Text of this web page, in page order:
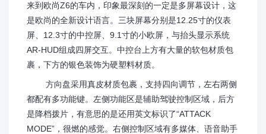
来到欧尚Z6的车内，印象最深刻的一定是多屏幕设计，这
是欧尚的全新设计语言。三块屏幕分别是12.25寸的仪表
屏、12.3寸的中控屏、9.1寸的小欧屏，与抬头显示系统
AR-HUD组成四屏交互。中控台上方有大量的软包材质包
裹，下方的银色装饰为硬塑料材质。
方向盘采用真皮材质包裹，支持四向调节，左右两侧
都配有多功能键。左侧功能区是辅助驾驶控制区域，后方
是降档拨片，有意思的是还用英文标识了“ATTACK
MODE”，很燃的感觉。右侧控制区域有多媒体、语音助手